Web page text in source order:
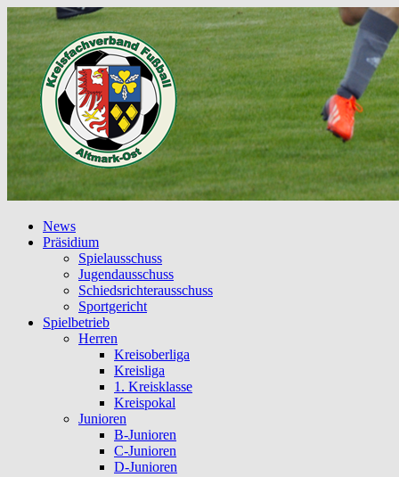
News
Präsidium
Spielausschuss
Jugendausschuss
Schiedsrichterausschuss
Sportgericht
Spielbetrieb
Herren
Kreisoberliga
Kreisliga
1. Kreisklasse
Kreispokal
Junioren
B-Junioren
C-Junioren
D-Junioren